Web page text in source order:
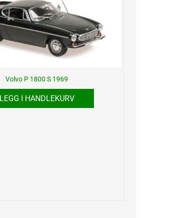
Volvo P 1800 S 1969
LEGG I HANDLEKURV